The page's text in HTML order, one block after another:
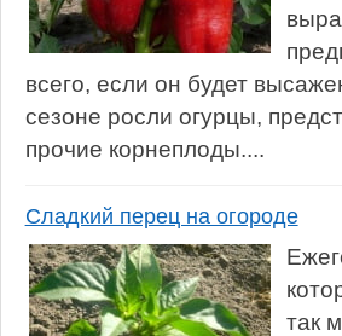
всего, если он будет
сезоне росли огурцы,
прочие корнеплоды....
Сладкий перец на огороде
так